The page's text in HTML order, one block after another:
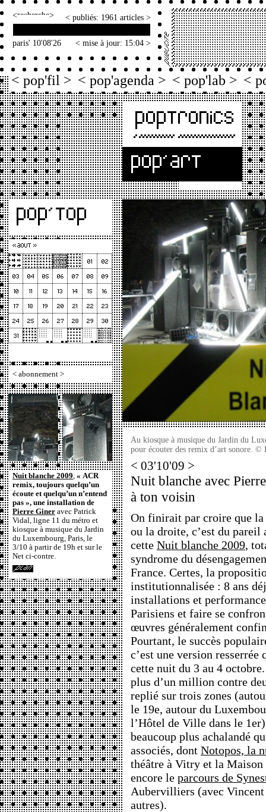
< > < publiés: 1961 articles >
paris' 10'08'26 < mise à jour: 15:04 >
< pop'fil > < pop'agenda > < pop'lab > <
< abonnement >
Nuit blanche 2009, « ACR
remix, toujours quelqu’un
écoute et quelqu’un n’entend
pas », une installation de
Pierre Giner avec Patrick
Vidal, ligne 11 du métro et
kiosque à musique du Jardin
du Luxembourg, Paris, le
3/10 à partir de 19h et sur le
Net ci-contre.
Au kiosque à musique du Jardin du
pour écouter des remix d’art sonore. ©
< 03'10'09 >
Nuit blanche avec
à ton voisin
On finirait par croire que
ou la droite, c’est du
cette Nuit blanche 2009,
syndrome du
France. Certes, la
institutionnalisée : 8 ans
installations et
Parisiens et faire se
œuvres généralement
Pourtant, le succès
c’est une version
cette nuit du 3 au 4
plus d’un million contre
replié sur trois zones
le 19e, autour du
l’Hôtel de Ville dans le
beaucoup plus achalandé
associés, dont Notopos, la
théâtre à Vitry et la Maison
encore le parcours de
Aubervilliers (avec
autres).